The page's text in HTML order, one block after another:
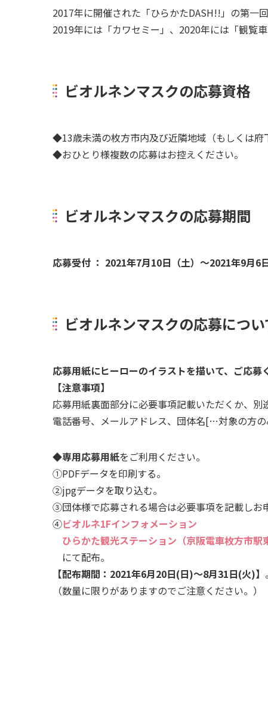
2017年に開催された「ひらかたDASH!!」の第一
2019年には「カワセミー」、2020年には「観覧車
ビオルネンマスクの応募資格
◆13歳未満の枚方市内及び近隣地域（もしくは府
◆おひとり様複数の応募はお控えください。
ビオルネンマスクの応募期間
応募受付 ： 2021年7月10日（土）～2021年9月6
ビオルネンマスクの応募につい
応募用紙にヒーローのイラストを描いて、ご応募
【注意事項】
応募用紙裏面部分に必要事項記載いただくか、
電話番号、メールアドレス、団体名[…対象の方の
◆専用応募用紙をご利用ください。
①PDFデータを印刷する。
②jpgデータを取り込む。
③団体様で応募される場合は必要事項を記載しお
④ビオルネ1Fインフォメーション
ひらかた観光ステーション（京阪電車枚方市駅
にて配布。
【配布期間：2021年6月20日(日)～8月31日(火)】 。
（数量に限りがありますのでご注意ください。）